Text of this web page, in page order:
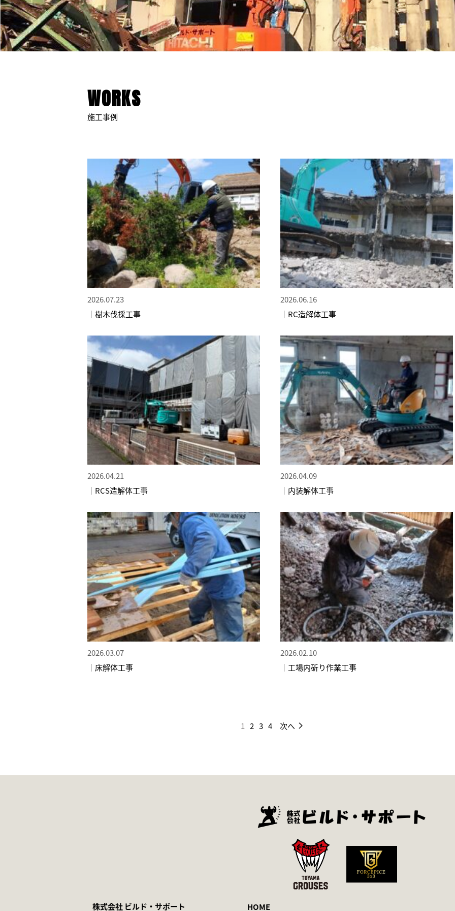
WORKS
施工事例
2026.07.23
｜樹木伐採工事
2026.06.16
｜RC造解体工事
2026.04.21
｜RCS造解体工事
2026.04.09
｜内装解体工事
2026.03.07
｜床解体工事
2026.02.10
｜工場内斫り作業工事
1 2 3 4 次へ
株式会社 ビルド・サポート HOME